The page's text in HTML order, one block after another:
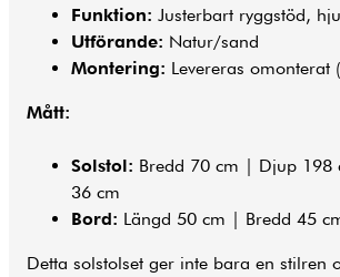
Funktion: Justerbart ryggstöd,
Utförande: Natur/sand
Montering: Levereras omonterat
Mått:
Solstol: Bredd 70 cm | Djup
36 cm
Bord: Längd 50 cm | Bredd 45
Detta solstolset ger inte bara en stilren